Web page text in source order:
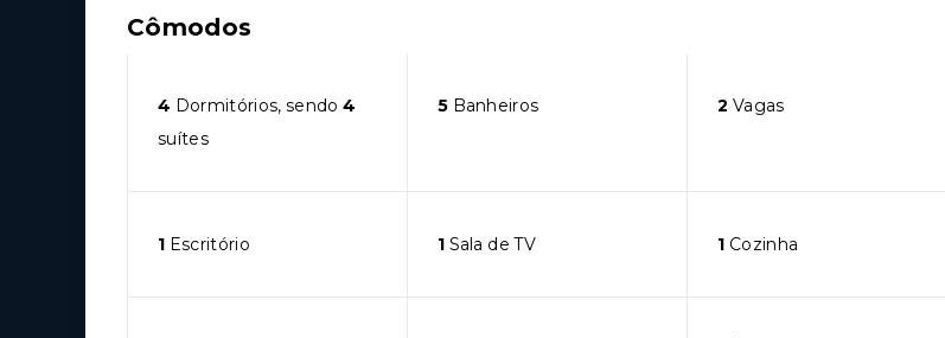
Cômodos
4 Dormitórios, sendo4
suítes
5Banheiros 2 Vagas
1 Escritório 1Sala de TV 1 Cozinha